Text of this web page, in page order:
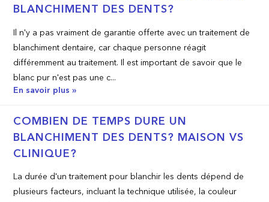
BLANCHIMENT DES DENTS?
Il n'y a pas vraiment de garantie offerte avec un traitement de
blanchiment dentaire, car chaque personne réagit
différemment au traitement. Il est important de savoir que le
blanc pur n'est pas une c...
En savoir plus »
COMBIEN DE TEMPS DURE UN
BLANCHIMENT DES DENTS? MAISON VS
CLINIQUE?
La durée d'un traitement pour blanchir les dents dépend de
plusieurs facteurs, incluant la technique utilisée, la couleur